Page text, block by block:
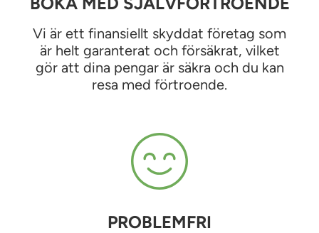
Vi är ett finansiellt skyddat företag som
är helt garanterat och försäkrat, vilket
gör att dina pengar är säkra och du kan
resa med förtroende.
PROBLEMFRI